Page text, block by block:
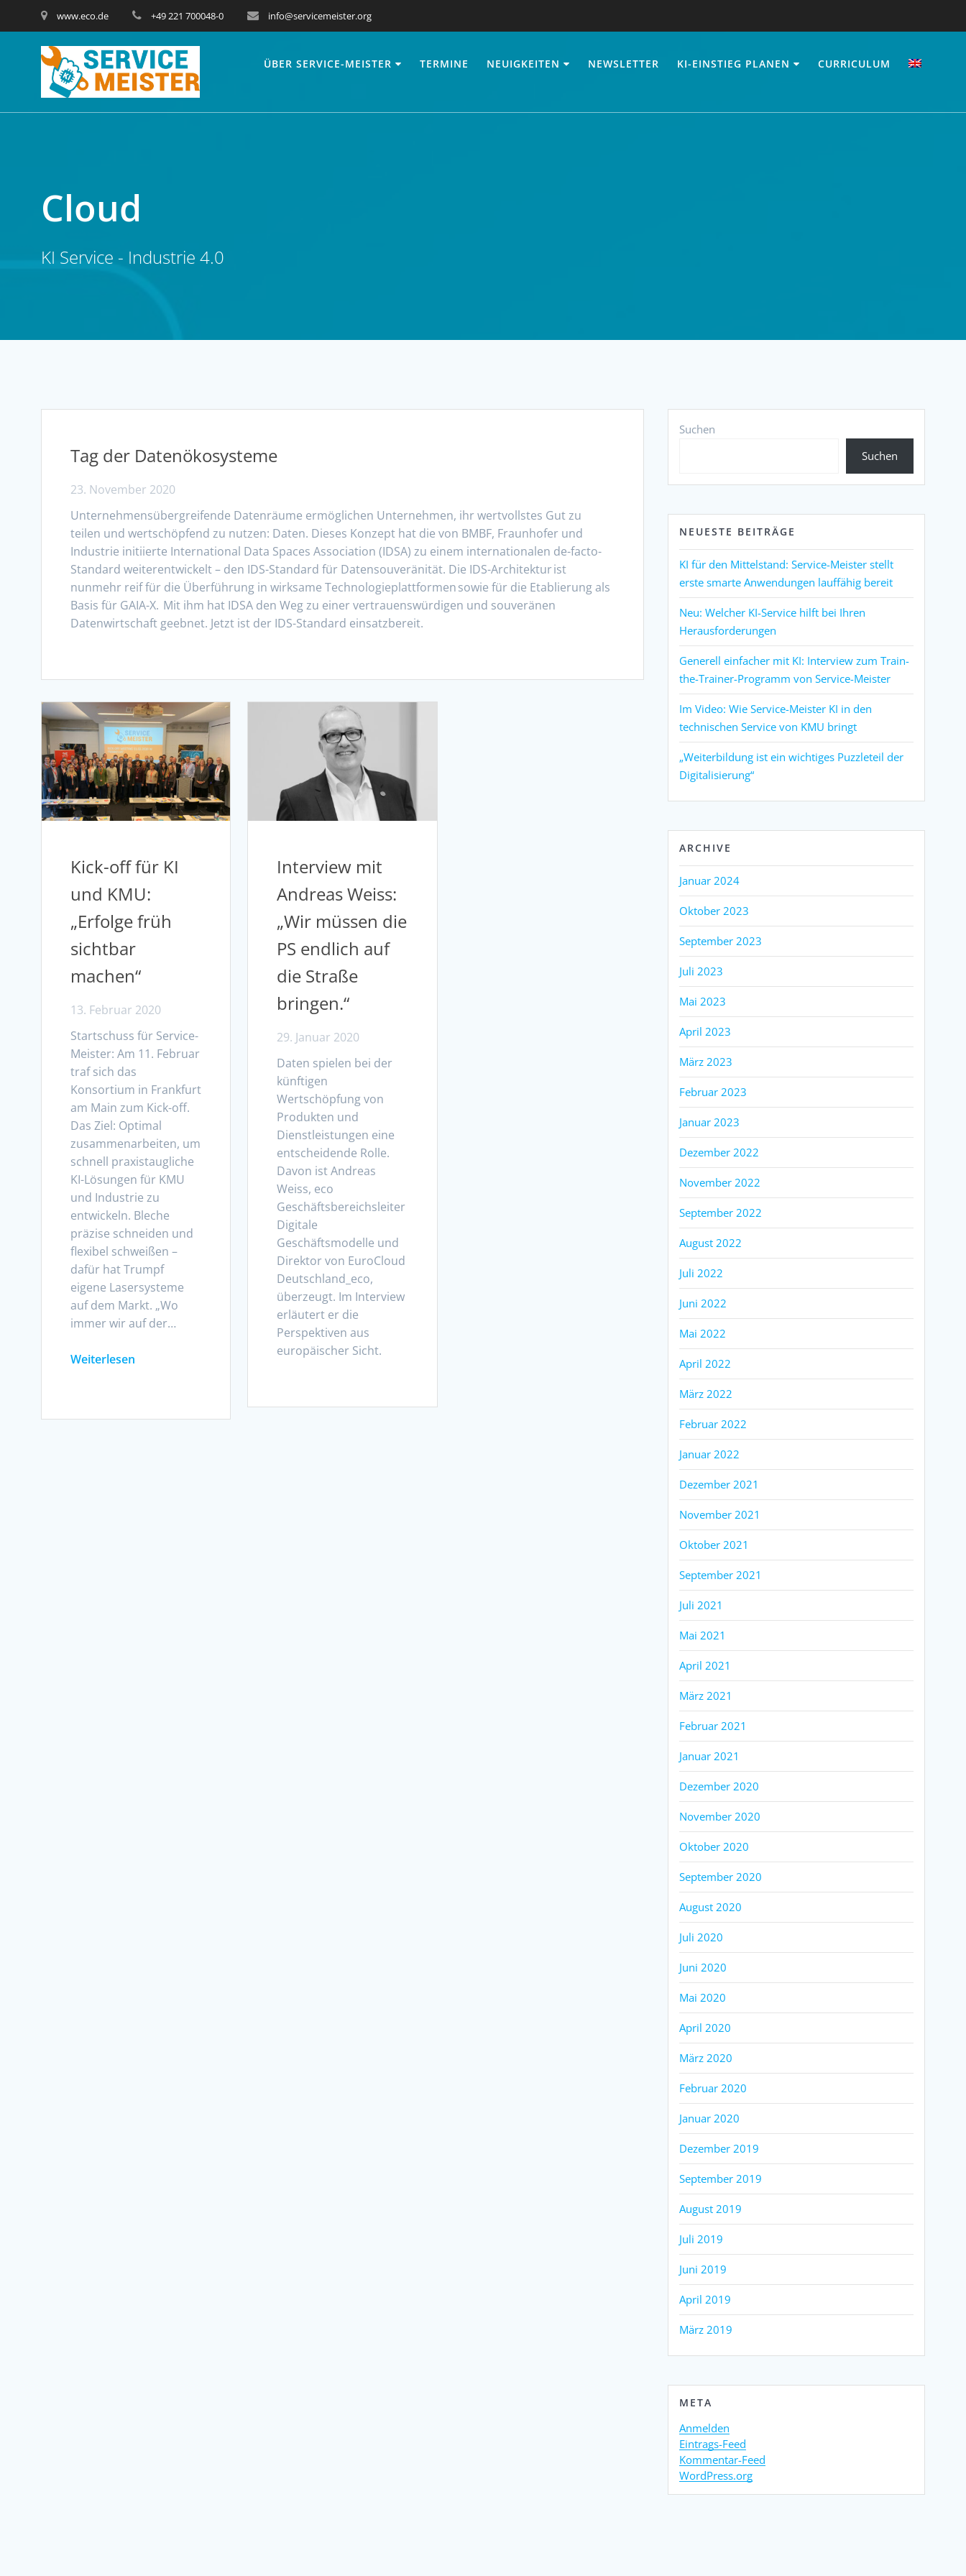
www.eco.de +49 221 700048-0 info@servicemeister.org
ÜBER SERVICE-MEISTER TERMINE NEUIGKEITEN NEWSLETTER KI-EINSTIEG PLANEN CURRICULUM
Cloud
KI Service - Industrie 4.0
Tag der Datenökosysteme
23. November 2020
Unternehmensübergreifende Datenräume ermöglichen Unternehmen, ihr wertvollstes Gut zu
teilen und wertschöpfend zu nutzen: Daten. Dieses Konzept hat die von BMBF, Fraunhofer und
Industrie initiierte International Data Spaces Association (IDSA) zu einem internationalen de-facto-
Standard weiterentwickelt – den IDS-Standard für Datensouveränität. Die IDS-Architektur ist
nunmehr reif für die Überführung in wirksame Technologieplattformen sowie für die Etablierung als
Basis für GAIA-X. Mit ihm hat IDSA den Weg zu einer vertrauenswürdigen und souveränen
Datenwirtschaft geebnet. Jetzt ist der IDS-Standard einsatzbereit.
Kick-off für KI
und KMU:
„Erfolge früh
sichtbar
machen“
13. Februar 2020
Startschuss für Service-
Meister: Am 11. Februar
traf sich das
Konsortium in Frankfurt
am Main zum Kick-off.
Das Ziel: Optimal
zusammenarbeiten, um
schnell praxistaugliche
KI-Lösungen für KMU
und Industrie zu
entwickeln. Bleche
präzise schneiden und
flexibel schweißen –
dafür hat Trumpf
eigene Lasersysteme
auf dem Markt. „Wo
immer wir auf der…
Weiterlesen
Interview mit
Andreas Weiss:
„Wir müssen die
PS endlich auf
die Straße
bringen.“
29. Januar 2020
Daten spielen bei der
künftigen
Wertschöpfung von
Produkten und
Dienstleistungen eine
entscheidende Rolle.
Davon ist Andreas
Weiss, eco
Geschäftsbereichsleiter
Digitale
Geschäftsmodelle und
Direktor von EuroCloud
Deutschland_eco,
überzeugt. Im Interview
erläutert er die
Perspektiven aus
europäischer Sicht.
Suchen
Suchen
NEUESTE BEITRÄGE
KI für den Mittelstand: Service-Meister stellt
erste smarte Anwendungen lauffähig bereit
Neu: Welcher KI-Service hilft bei Ihren
Herausforderungen
Generell einfacher mit KI: Interview zum Train-
the-Trainer-Programm von Service-Meister
Im Video: Wie Service-Meister KI in den
technischen Service von KMU bringt
„Weiterbildung ist ein wichtiges Puzzleteil der
Digitalisierung“
ARCHIVE
Januar 2024
Oktober 2023
September 2023
Juli 2023
Mai 2023
April 2023
März 2023
Februar 2023
Januar 2023
Dezember 2022
November 2022
September 2022
August 2022
Juli 2022
Juni 2022
Mai 2022
April 2022
März 2022
Februar 2022
Januar 2022
Dezember 2021
November 2021
Oktober 2021
September 2021
Juli 2021
Mai 2021
April 2021
März 2021
Februar 2021
Januar 2021
Dezember 2020
November 2020
Oktober 2020
September 2020
August 2020
Juli 2020
Juni 2020
Mai 2020
April 2020
März 2020
Februar 2020
Januar 2020
Dezember 2019
September 2019
August 2019
Juli 2019
Juni 2019
April 2019
März 2019
META
Anmelden
Eintrags-Feed
Kommentar-Feed
WordPress.org